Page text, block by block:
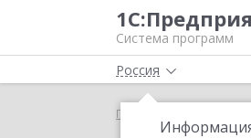
Система программ
Россия
Главная